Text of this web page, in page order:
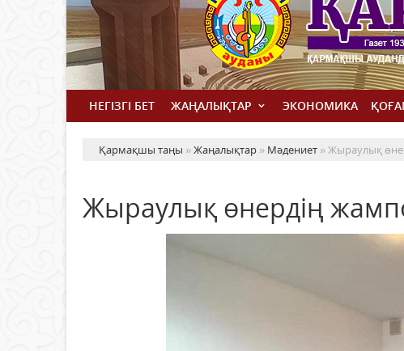
НЕГІЗГІ БЕТ ЖАҢАЛЫҚТАР ЭКОНОМИКА
Қармақшы таңы »Жаңалықтар » Мәдениет » Жыраулық
Жыраулық өнердің